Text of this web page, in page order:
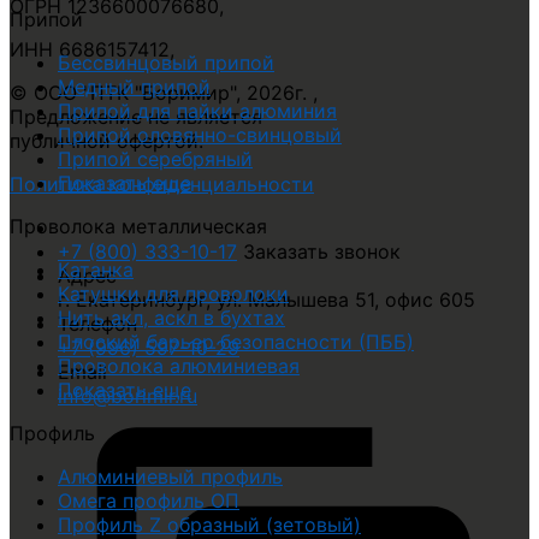
Припой
Бессвинцовый припой
Медный припой
Припой для пайки алюминия
Припой оловянно-свинцовый
Припой серебряный
Показать еще
Проволока металлическая
Катанка
Катушки для проволоки
Нить акл, аскл в бухтах
Плоский барьер безопасности (ПББ)
Проволока алюминиевая
Показать еще
Профиль
Алюминиевый профиль
Омега профиль ОП
Профиль Z образный (зетовый)
ОГРН 1236600076680,
ИНН 6686157412,
© ООО "ПТК "Боримир", 2026г. ,
Предложение не является
публичной офертой.
Политика конфиденциальности
+7 (800) 333-10-17 Заказать звонок
Адрес
г. Екатеринбург, ул. Малышева 51, офис 605
Телефон
+7 (996) 597-10-29
Email
info@borimir.ru